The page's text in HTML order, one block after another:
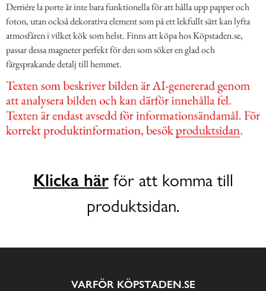
Derriére la porte är inte bara funktionella för att hålla upp papper och
foton, utan också dekorativa element som på ett lekfullt sätt kan lyfta
atmosfären i vilket kök som helst. Finns att köpa hos Köpstaden.se,
passar dessa magneter perfekt för den som söker en glad och
färgsprakande detalj till hemmet.
Klicka härför att komma till
produktsidan.
VARFÖR KÖPSTADEN.SE